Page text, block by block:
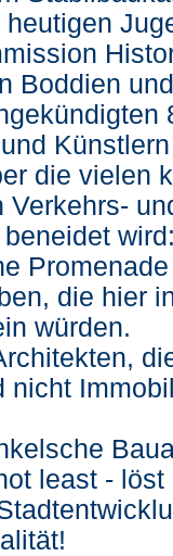
Boddien
die vielen
Verkehrs-
die hier
würden.
nicht
least -